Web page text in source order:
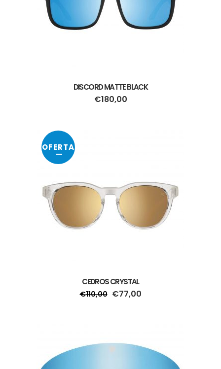
DISCORD MATTE BLACK
€180,00
OFERTA
CEDROS CRYSTAL
€110,00 €77,00